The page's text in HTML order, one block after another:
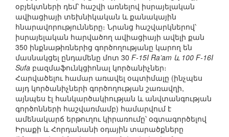
օբյեկտների դեմ՝ հաշվի առնելով իսրայելական
ավիացիայի տեխնիկական և քանակային
հնարավորությունները։ Նրանց հաշվարկներով՝
իսրայելական հարվածող ավիացիայի ավելի քան
350 ինքնաթիռներից գործողությանը կարող են
մասնակցել ընդամենը մոտ 30 F-15I Ra’am և 100 F-16I
Sufa բազմաֆունկցիոնալ կործանիչներ։
Հարվածելու համար առավել օպտիմալը (ինչպես
այդ կործանիչների գործողության շառավղի,
այնպես էլ հանկարծակիության և անվտանգության
գործոնների հաշվառմամբ) համարվում է
ամենակարճ երթուղու կիրառումը՝ օգտագործելով
Իրաքի և Հորդանանի օդային տարածքները